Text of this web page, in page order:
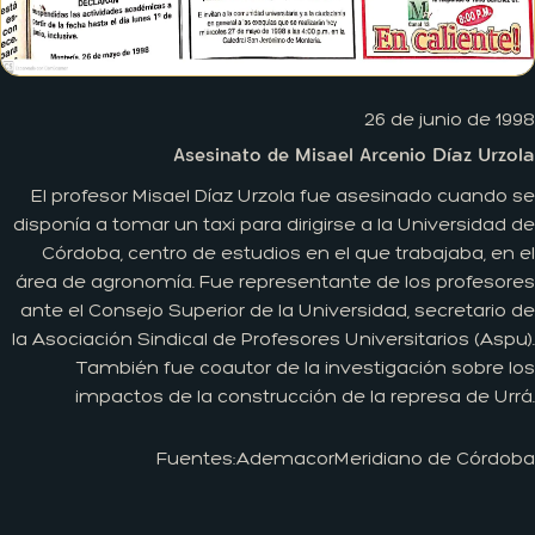
26 de junio de 1998
Asesinato de Misael Arcenio Díaz Urzola
El profesor Misael Díaz Urzola fue asesinado cuando se
disponía a tomar un taxi para dirigirse a la Universidad de
Córdoba, centro de estudios en el que trabajaba, en el
área de agronomía. Fue representante de los profesores
ante el Consejo Superior de la Universidad, secretario de
la Asociación Sindical de Profesores Universitarios (Aspu).
También fue coautor de la investigación sobre los
impactos de la construcción de la represa de Urrá.
Fuentes:AdemacorMeridiano de Córdoba